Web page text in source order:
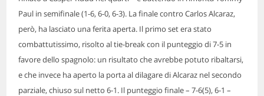
Paul in semifinale (1-6, 6-0, 6-3). La finale contro Carlos Alcaraz,
però, ha lasciato una ferita aperta. Il primo set era stato
combattutissimo, risolto al tie-break con il punteggio di 7-5 in
favore dello spagnolo: un risultato che avrebbe potuto ribaltarsi,
e che invece ha aperto la porta al dilagare di Alcaraz nel secondo
parziale, chiuso sul netto 6-1. Il punteggio finale – 7-6(5), 6-1 –